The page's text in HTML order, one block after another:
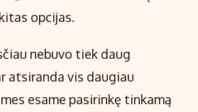
opcijas.
nebuvo tiek daug
atsiranda vis daugiau
esame pasirinkę tinkamą